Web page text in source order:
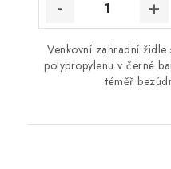
Venkovní zahradní židle
polypropylenu v černé
téměř